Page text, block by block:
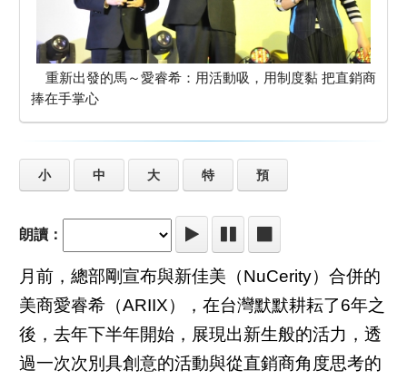
重新出發的馬～愛睿希：用活動吸，用制度黏 把直銷商
捧在手掌心
小 中 大 特 預
朗讀：
月前，總部剛宣布與新佳美（NuCerity）合併的
美商愛睿希（ARIIX），在台灣默默耕耘了6年之
後，去年下半年開始，展現出新生般的活力，透
過一次次別具創意的活動與從直銷商角度思考的